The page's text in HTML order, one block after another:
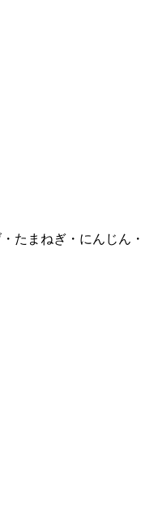
たまねぎ・にんじん